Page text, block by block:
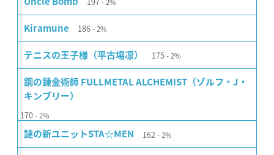
2%
Kiramune 186 2%
テニスの王子様（平古場凛） 175 2%
鋼の錬金術師 FULLMETAL ALCHEMIST（ゾルフ・J・
キンブリー）
170 2%
謎の新ユニットSTA☆MEN 162 2%